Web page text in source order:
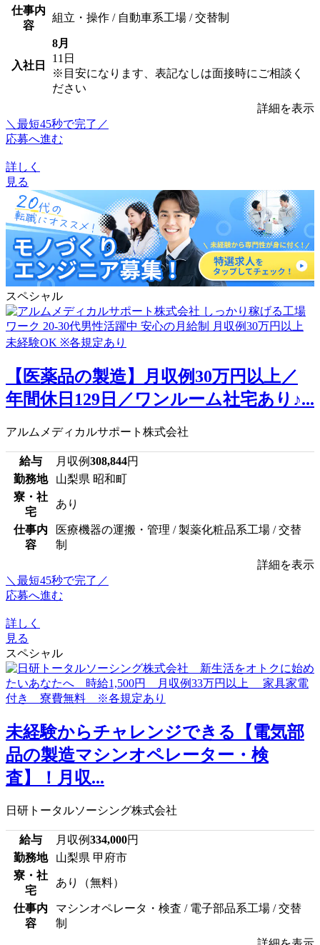
仕事内
容
組立・操作 / 自動車系工場 / 交替制
入社日
8月
11日
※目安になります、表記なしは面接時にご相談く
ださい
詳細を表示
＼最短45秒で完了／
応募へ進む
詳しく
見る
スペシャル
【医薬品の製造】月収例30万円以上／
年間休日129日／ワンルーム社宅あり♪...
アルムメディカルサポート株式会社
給与 月収例308,844円
勤務地
山梨県 昭和町
寮・社
宅
あり
仕事内
容
医療機器の運搬・管理 / 製薬化粧品系工場 / 交替
制
詳細を表示
＼最短45秒で完了／
応募へ進む
詳しく
見る
スペシャル
未経験からチャレンジできる【電気部
品の製造マシンオペレーター・検
査】！月収...
日研トータルソーシング株式会社
給与 月収例334,000円
勤務地
山梨県 甲府市
寮・社
宅
あり（無料）
仕事内
容
マシンオペレータ・検査 / 電子部品系工場 / 交替
制